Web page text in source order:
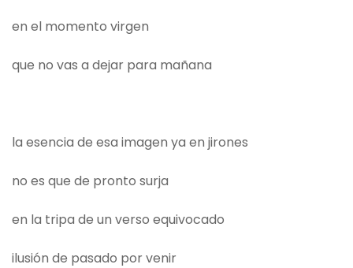
en el momento virgen
que no vas a dejar para mañana
la esencia de esa imagen ya en jirones
no es que de pronto surja
en la tripa de un verso equivocado
ilusión de pasado por venir